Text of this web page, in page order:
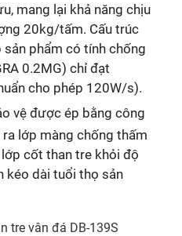
mang lại khả năng chịu
20kg/tấm. Cấu trúc
phẩm có tính chống
0.2MG) chỉ đạt
cho phép 120W/s).
vệ được ép bằng công
lớp màng chống thấm
cốt than tre khỏi độ
kéo dài tuổi thọ sản
tre vân đá DB-139S